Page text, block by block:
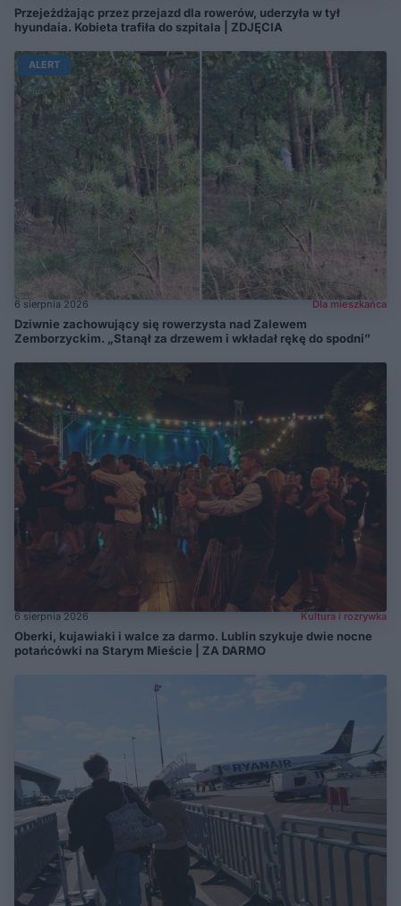
Przejeżdżając przez przejazd dla rowerów, uderzyła w tył
hyundaia. Kobieta trafiła do szpitala | ZDJĘCIA
ALERT
6 sierpnia 2026 Dla mieszkańca
Dziwnie zachowujący się rowerzysta nad Zalewem
Zemborzyckim. „Stanął za drzewem i wkładał rękę do spodni”
6 sierpnia 2026 Kultura i rozrywka
Oberki, kujawiaki i walce za darmo. Lublin szykuje dwie nocne
potańcówki na Starym Mieście | ZA DARMO